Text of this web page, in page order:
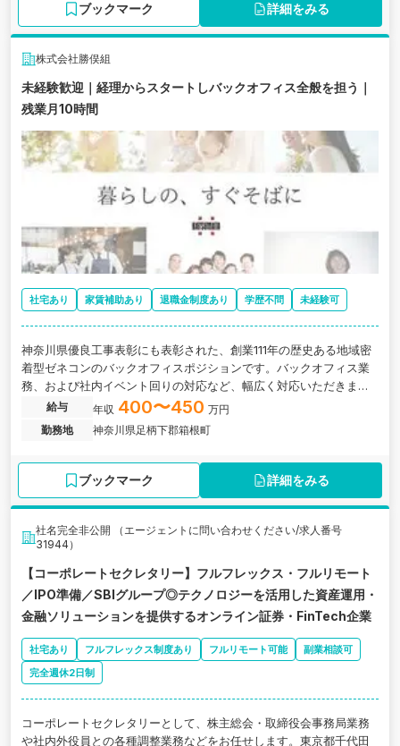
ブックマーク 詳細をみる
株式会社勝俣組
未経験歓迎｜経理からスタートしバックオフィス全般を担う｜
残業月10時間
社宅あり 家賃補助あり 退職金制度あり 学歴不問 未経験可
神奈川県優良工事表彰にも表彰された、創業111年の歴史ある地域密
着型ゼネコンのバックオフィスポジションです。バックオフィス業
務、および社内イベント回りの対応など、幅広く対応いただきま
給与 年収 400〜450 万円
勤務地
神奈川県足柄下郡箱根町
ブックマーク 詳細をみる
社名完全非公開 （エージェントに問い合わせください/求人番号
31944）
【コーポレートセクレタリー】フルフレックス・フルリモート
／IPO準備／SBIグループ◎テクノロジーを活用した資産運用・
金融ソリューションを提供するオンライン証券・FinTech企業
社宅あり フルフレックス制度あり フルリモート可能
副業相談可
完全週休2日制
コーポレートセクレタリーとして、株主総会・取締役会事務局業務
や社内外役員との各種調整業務などをお任せします。東京都千代田